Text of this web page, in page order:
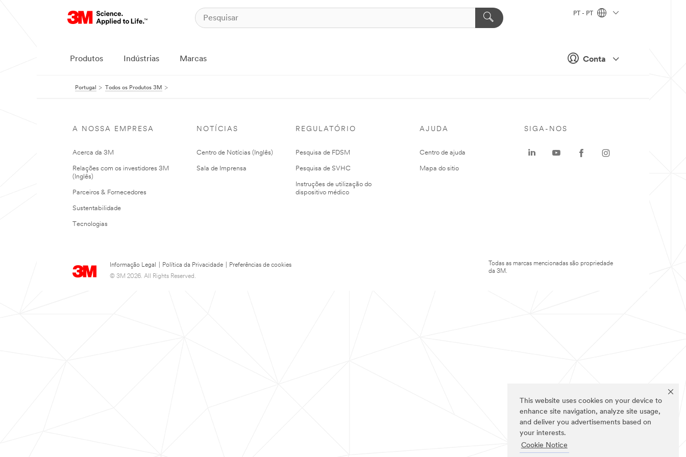
This website uses cookies on your device to
enhance site navigation, analyze site usage,
and deliver you advertisements based on
your interests.
Cookie Notice
Conta
PT - PT
Produtos Indústrias Marcas
Portugal Todos os Produtos 3M
A NOSSA EMPRESA
Acerca da 3M
Relações com os investidores 3M
(Inglês)
Parceiros & Fornecedores
Sustentabilidade
Tecnologias
NOTÍCIAS
Centro de Notícias (Inglês)
Sala de Imprensa
REGULATÓRIO
Pesquisa de FDSM
Pesquisa de SVHC
Instruções de utilização do
dispositivo médico
AJUDA
Centro de ajuda
Mapa do sitio
Informação Legal Política da Privacidade
Preferências de cookies
© 3M 2026. All Rights Reserved.
SIGA-NOS
Todas as marcas mencionadas são propriedade
da 3M.